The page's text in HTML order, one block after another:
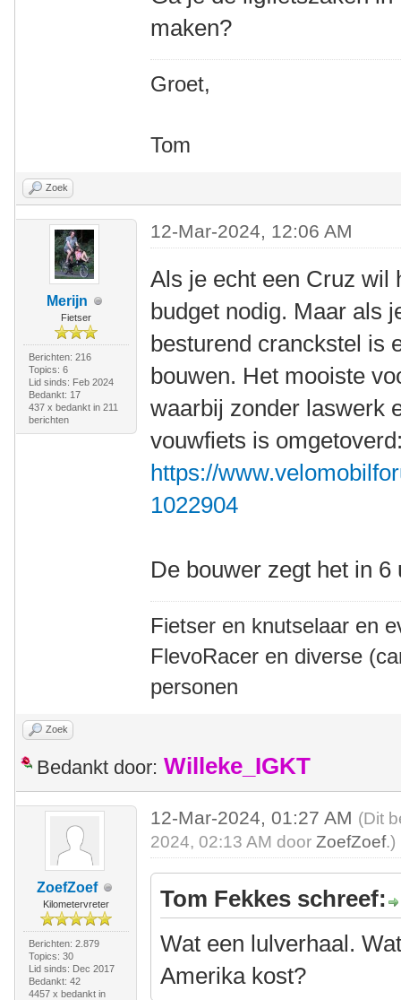
maken?
Groet,
Tom
Zoek
Merijn
Fietser
Berichten: 216
Topics: 6
Lid sinds: Feb 2024
Bedankt: 17
437 x bedankt in 211
berichten
12-Mar-2024, 12:06 AM
Als je echt een Cruz wil
budget nodig. Maar als
besturend cranckstel is
bouwen. Het mooiste
waarbij zonder laswerk
vouwfiets is
https://
1022904
De bouwer zegt het in
Fietser en knutselaar en
FlevoRacer en diverse
personen
Zoek
Bedankt door: Willeke_IGKT
ZoefZoef
Kilometervreter
Berichten: 2.879
Topics: 30
Lid sinds: Dec 2017
Bedankt: 42
4457 x bedankt in
12-Mar-2024, 01:27 AM (Dit
2024, 02:13 AM doorZoefZoef.)
Tom Fekkes schreef:
Wat een lulverhaal.
Amerika kost?